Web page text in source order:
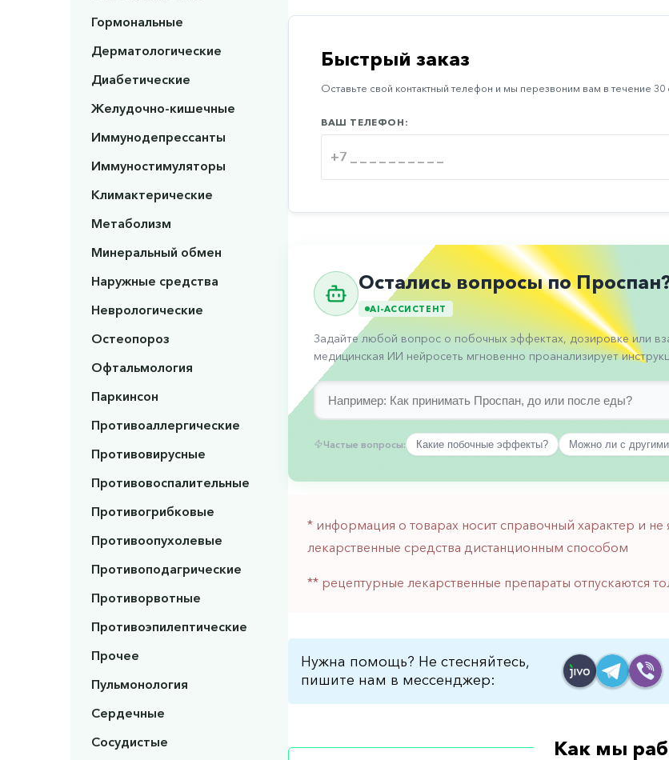
Гормональные
Дерматологические
Диабетические
Желудочно-кишечные
Иммунодепрессанты
Иммуностимуляторы
Климактерические
Метаболизм
Минеральный обмен
Наружные средства
Неврологические
Остеопороз
Офтальмология
Паркинсон
Противоаллергические
Противовирусные
Противовоспалительные
Противогрибковые
Противоопухолевые
Противоподагрические
Противорвотные
Противоэпилептические
Прочее
Пульмонология
Сердечные
Сосудистые
Быстрый заказ
Оставьте свой контактный телефон и мы перезвоним вам в течение 30
ВАШ ТЕЛЕФОН:
Остались вопросы по
AI-АССИСТЕНТ
Задайте любой вопрос о побочных эффектах, дозировке или
медицинская ИИ нейросеть мгновенно проанализирует
Частые вопросы: Какие побочные эффекты? Можно ли с
* информация о товарах носит справочный характер и
лекарственные средства дистанционным способом
** рецептурные лекарственные препараты отпускаются
Нужна помощь? Не стесняйтесь,
пишите нам в мессенджер:
Как мы